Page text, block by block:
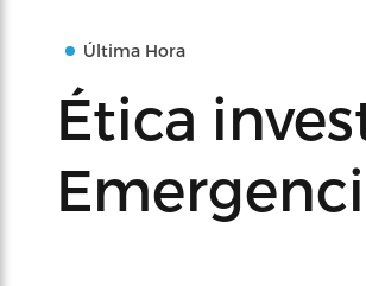
Última Hora
Ética